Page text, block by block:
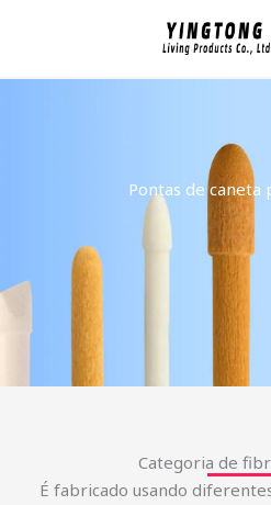
Pontas de caneta
Categoria de
É fabricado usando